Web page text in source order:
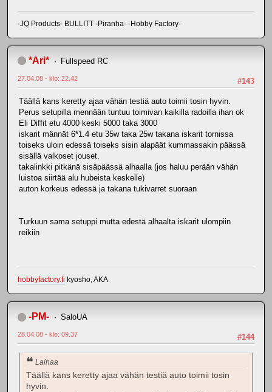
-JQ Products- BULLITT -Piranha- -Hobby Factory-
*Ari* Fullspeed RC
#143
27.04.08 - klo: 22.42
Täällä kans keretty ajaa vähän testiä auto toimii tosin hyvin.
Perus setupilla mennään tuntuu toimivan kaikilla radoilla ihan ok
Eli Diffit etu 4000 keski 5000 taka 3000
iskarit männät 6*1.4 etu 35w taka 25w takana iskarit tornissa
toiseks uloin edessä toiseks sisin alapäät kummassakin päässä
sisällä valkoset jouset.
takalinkki pitkänä sisäpäässä alhaalla (jos haluu perään vähän
luistoa siirtää alu hubeista keskelle)
auton korkeus edessä ja takana tukivarret suoraan
Turkuun sama setuppi mutta edestä alhaalta iskarit ulompiin
reikiin
hobbyfactory.fi kyosho, AKA
-PM- SaloUA
#144
28.04.08 - klo: 09.37
Lainaa
Täällä kans keretty ajaa vähän testiä auto toimii tosin
hyvin.